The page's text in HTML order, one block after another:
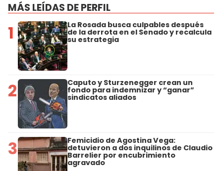
MÁS LEÍDAS DE PERFIL
1 La Rosada busca culpables después
de la derrota en el Senado y recalcula
su estrategia
2 Caputo y Sturzenegger crean un
fondo para indemnizar y “ganar”
sindicatos aliados
3 Femicidio de Agostina Vega:
detuvieron a dos inquilinos de Claudio
Barrelier por encubrimiento
agravado